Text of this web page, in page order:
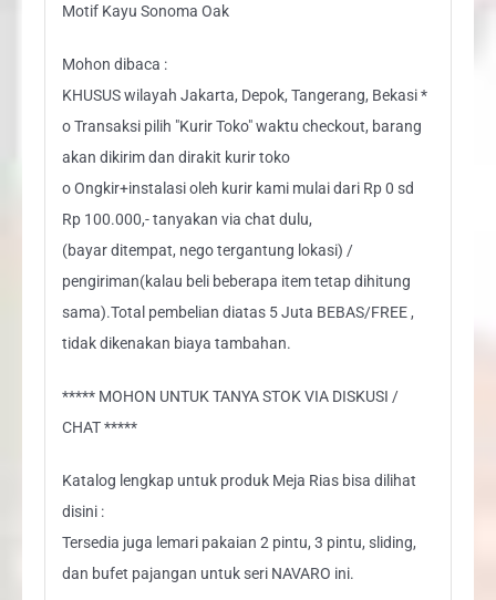
Motif Kayu Sonoma Oak
Mohon dibaca :
KHUSUS wilayah Jakarta, Depok, Tangerang, Bekasi *
o Transaksi pilih "Kurir Toko" waktu checkout, barang
akan dikirim dan dirakit kurir toko
o Ongkir+instalasi oleh kurir kami mulai dari Rp 0 sd
Rp 100.000,- tanyakan via chat dulu,
(bayar ditempat, nego tergantung lokasi) /
pengiriman(kalau beli beberapa item tetap dihitung
sama).Total pembelian diatas 5 Juta BEBAS/FREE ,
tidak dikenakan biaya tambahan.
***** MOHON UNTUK TANYA STOK VIA DISKUSI /
CHAT *****
Katalog lengkap untuk produk Meja Rias bisa dilihat
disini :
Tersedia juga lemari pakaian 2 pintu, 3 pintu, sliding,
dan bufet pajangan untuk seri NAVARO ini.